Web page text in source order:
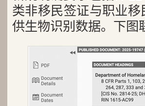
类非移民签证与职业
供生物识别数据。下图